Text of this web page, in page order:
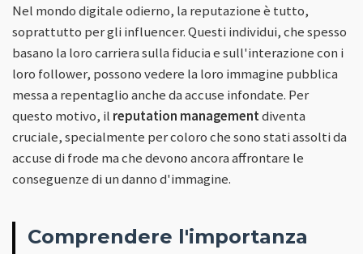
Nel mondo digitale odierno, la reputazione è tutto,
soprattutto per gli influencer. Questi individui, che spesso
basano la loro carriera sulla fiducia e sull'interazione con i
loro follower, possono vedere la loro immagine pubblica
messa a repentaglio anche da accuse infondate. Per
questo motivo, il reputation managementdiventa
cruciale, specialmente per coloro che sono stati assolti da
accuse di frode ma che devono ancora affrontare le
conseguenze di un danno d'immagine.
Comprendere l'importanza